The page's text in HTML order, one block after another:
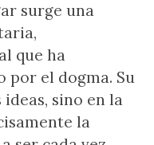
surge una
que ha
por el dogma. Su
sino en la
la